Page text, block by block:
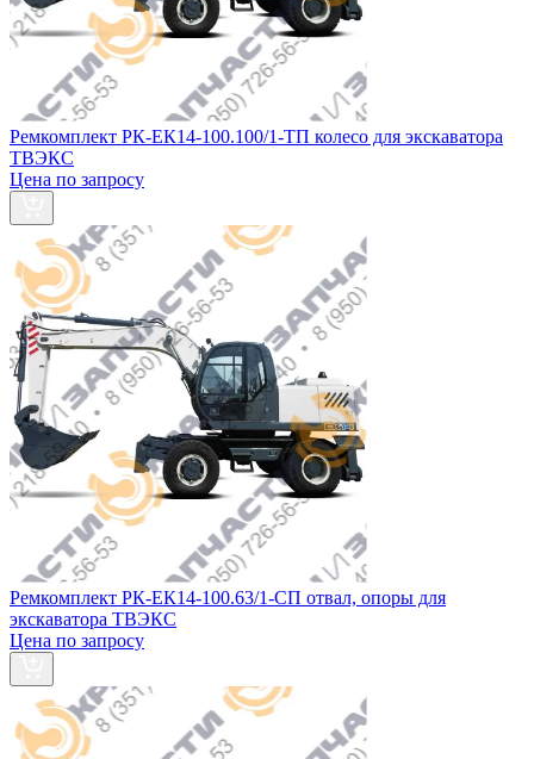
Ремкомплект РК-ЕК14-100.100/1-ТП колесо для экскаватора
ТВЭКС
Цена по запросу
Ремкомплект РК-ЕК14-100.63/1-СП отвал, опоры для
экскаватора ТВЭКС
Цена по запросу